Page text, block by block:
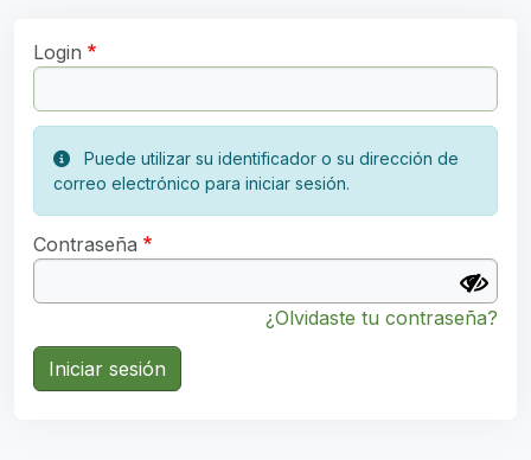
Login
Puede utilizar su identificador o su dirección de
correo electrónico para iniciar sesión.
Contraseña
¿Olvidaste tu contraseña?
Iniciar sesión